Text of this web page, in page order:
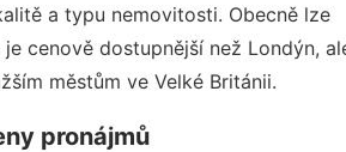
a typu nemovitosti. Obecně lze
cenově dostupnější než Londýn,
městům ve Velké Británii.
pronájmů